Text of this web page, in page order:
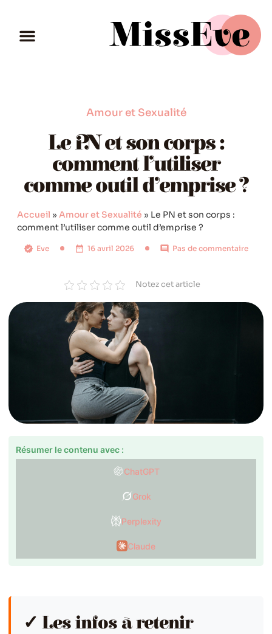
Amour et Sexualité
Le PN et son corps :
comment l’utiliser
comme outil d’emprise ?
Accueil » Amour et Sexualité » Le PN et son corps :
comment l’utiliser comme outil d’emprise ?
Eve 16 avril 2026 Pas de commentaire
Notez cet article
Résumer le contenu avec :
ChatGPT
Grok
Perplexity
Claude
✓ Les infos à retenir